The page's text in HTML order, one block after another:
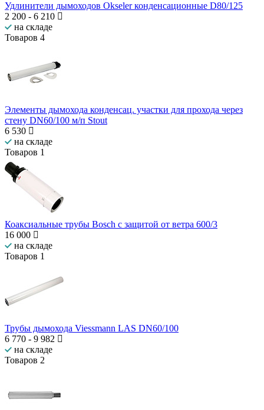
Удлинители дымоходов Okseler конденсационные D80/125
2 200 - 6 210
на складе
Товаров 4
Элементы дымохода конденсац. участки для прохода через
стену DN60/100 м/п Stout
6 530
на складе
Товаров 1
Коаксиальные трубы Bosch с защитой от ветра 600/3
16 000
на складе
Товаров 1
Трубы дымохода Viessmann LAS DN60/100
6 770 - 9 982
на складе
Товаров 2